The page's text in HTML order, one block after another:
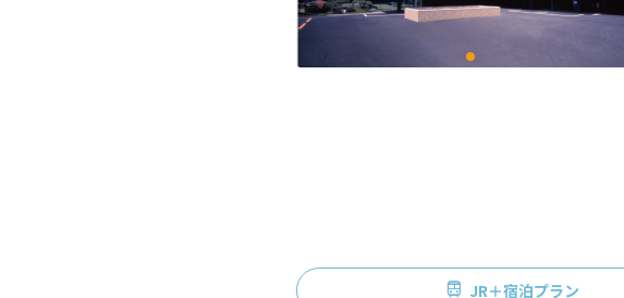
JR＋宿泊プラン